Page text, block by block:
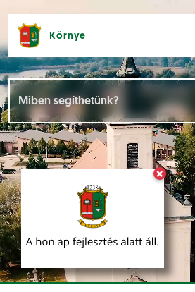
×
Környe
Hírek [
Események []
Dokumentumok []
Aloldalak [ ]